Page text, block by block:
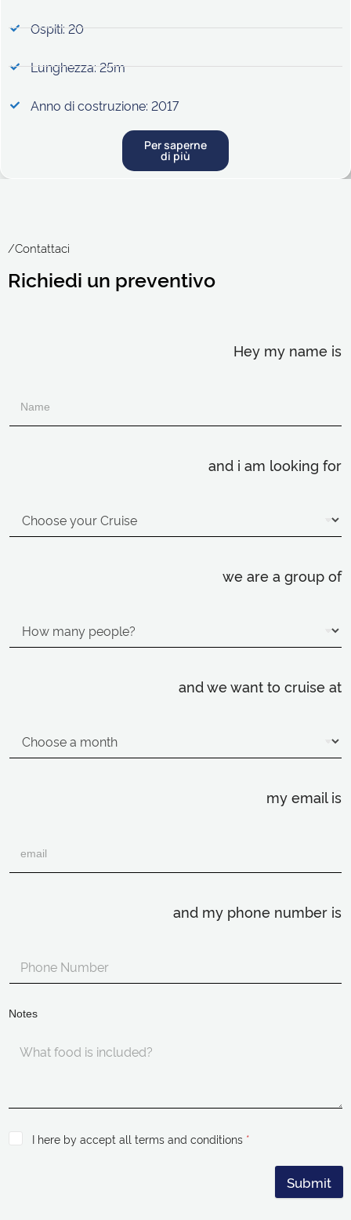
Ospiti: 20
Lunghezza: 25m
Anno di costruzione: 2017
Per saperne
di più
/Contattaci
Richiedi un preventivo
Hey my name is
and i am looking for
we are a group of
and we want to cruise at
my email is
and my phone number is
Notes
I here by accept all terms and conditions *
Submit